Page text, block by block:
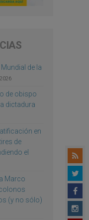
de la
de obispo
dictadura
en
de
el
Marco
(y no sólo)